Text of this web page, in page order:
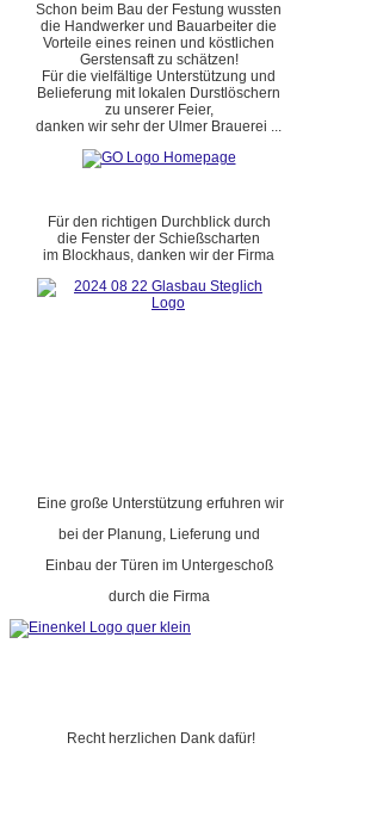
Schon beim Bau der Festung wussten
die Handwerker und Bauarbeiter die
Vorteile eines reinen und köstlichen
Gerstensaft zu schätzen!
Für die vielfältige Unterstützung und
Belieferung mit lokalen Durstlöschern
zu unserer Feier,
danken wir sehr der Ulmer Brauerei ...
Für den richtigen Durchblick durch
die Fenster der Schießscharten
im Blockhaus, danken wir der Firma
Eine große Unterstützung erfuhren wir
bei der Planung, Lieferung und
Einbau der Türen im Untergeschoß
durch die Firma
Recht herzlichen Dank dafür!